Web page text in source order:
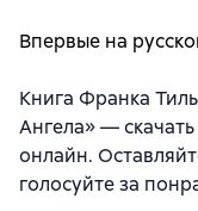
Впервые на
Книга Франка
Ангела» —
онлайн.
голосуйте за